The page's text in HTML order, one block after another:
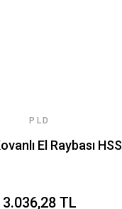
PLD
El Raybası HSS
3.036,28 TL